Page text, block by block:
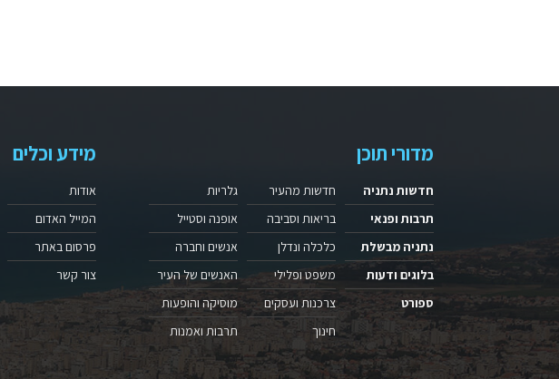
מדורי תוכן
חדשות נתניה
תרבות ופנאי
נתניה מבשלת
בלוגים ודעות
ספורט
חדשות מהעיר
בריאות וסביבה
כלכלה ונדלן
משפט ופלילי
צרכנות ועסקים
חינוך
גלריות
אופנה וסטייל
אנשים וחברה
האנשים של העיר
מוסיקה והופעות
תרבות ואמנות
מידע וכלים
אודות
המייל האדום
פרסום באתר
צור קשר